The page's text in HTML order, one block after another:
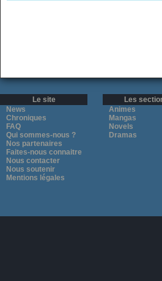
Le site
News
Chroniques
FAQ
Qui sommes-nous ?
Nos partenaires
Faites-nous connaitre
Nous contacter
Nous soutenir
Mentions légales
Les
Animes
Mangas
Novels
Dramas